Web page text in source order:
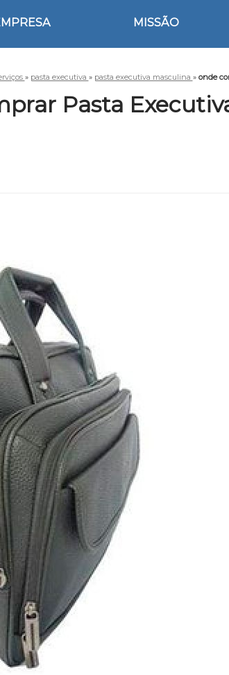
MISSÃO
» pasta executiva » pasta executiva masculina » onde
Pasta